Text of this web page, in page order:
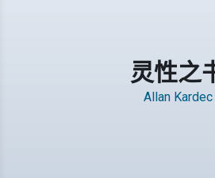
灵性之
Allan Kardec